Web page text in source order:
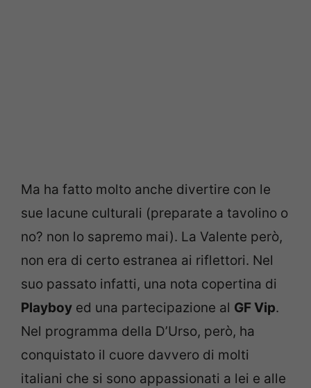
Ma ha fatto molto anche divertire con le
sue lacune culturali (preparate a tavolino o
no? non lo sapremo mai). La Valente però,
non era di certo estranea ai riflettori. Nel
suo passato infatti, una nota copertina di
Playboy ed una partecipazione al GF Vip.
Nel programma della D’Urso, però, ha
conquistato il cuore davvero di molti
italiani che si sono appassionati a lei e alle